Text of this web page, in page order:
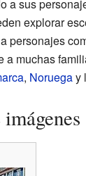
a sus
explorar
personajes
a muchas
, Noruegay